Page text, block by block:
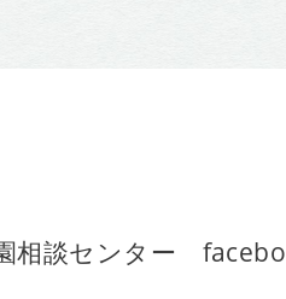
相談センター